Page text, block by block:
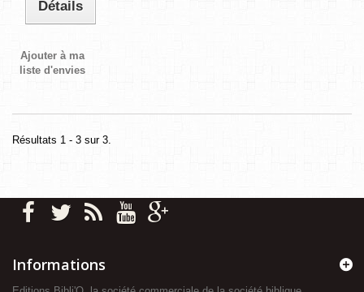
Détails
Ajouter à ma
liste d'envies
Résultats 1 - 3 sur 3.
Informations